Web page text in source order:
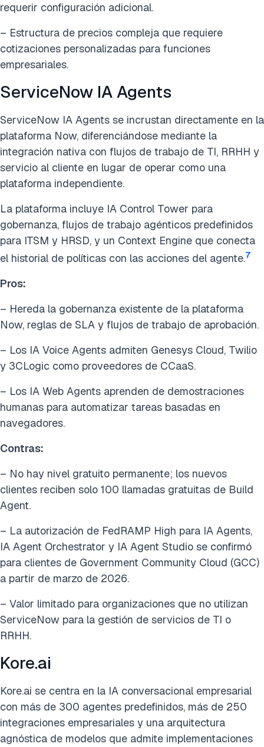
requerir configuración adicional.
– Estructura de precios compleja que requiere
cotizaciones personalizadas para funciones
empresariales.
ServiceNow IA Agents
ServiceNow IA Agents se incrustan directamente en la
plataforma Now, diferenciándose mediante la
integración nativa con flujos de trabajo de TI, RRHH y
servicio al cliente en lugar de operar como una
plataforma independiente.
La plataforma incluye IA Control Tower para
gobernanza, flujos de trabajo agénticos predefinidos
para ITSM y HRSD, y un Context Engine que conecta
el historial de políticas con las acciones del agente.7
Pros:
– Hereda la gobernanza existente de la plataforma
Now, reglas de SLA y flujos de trabajo de aprobación.
– Los IA Voice Agents admiten Genesys Cloud, Twilio
y 3CLogic como proveedores de CCaaS.
– Los IA Web Agents aprenden de demostraciones
humanas para automatizar tareas basadas en
navegadores.
Contras:
– No hay nivel gratuito permanente; los nuevos
clientes reciben solo 100 llamadas gratuitas de Build
Agent.
– La autorización de FedRAMP High para IA Agents,
IA Agent Orchestrator y IA Agent Studio se confirmó
para clientes de Government Community Cloud (GCC)
a partir de marzo de 2026.
– Valor limitado para organizaciones que no utilizan
ServiceNow para la gestión de servicios de TI o
RRHH.
Kore.ai
Kore.ai se centra en la IA conversacional empresarial
con más de 300 agentes predefinidos, más de 250
integraciones empresariales y una arquitectura
agnóstica de modelos que admite implementaciones